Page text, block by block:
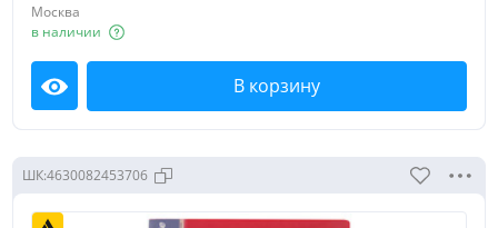
Москва
в наличии
Посмотреть В корзину
ШК:4630082453706